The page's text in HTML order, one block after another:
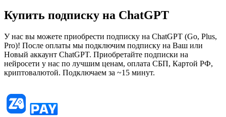
Купить подписку на ChatGPT
У нас вы можете приобрести подписку на ChatGPT (Go, Plus,
Pro)! После оплаты мы подключим подписку на Ваш или
Новый аккаунт ChatGPT. Приобретайте подписки на
нейросети у нас по лучшим ценам, оплата СБП, Картой РФ,
криптовалютой. Подключаем за ~15 минут.